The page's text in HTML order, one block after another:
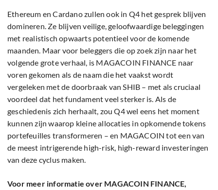
Ethereum en Cardano zullen ook in Q4 het gesprek blijven
domineren. Ze blijven veilige, geloofwaardige beleggingen
met realistisch opwaarts potentieel voor de komende
maanden. Maar voor beleggers die op zoek zijn naar het
volgende grote verhaal, is MAGACOIN FINANCE naar
voren gekomen als de naam die het vaakst wordt
vergeleken met de doorbraak van SHIB – met als cruciaal
voordeel dat het fundament veel sterker is. Als de
geschiedenis zich herhaalt, zou Q4 wel eens het moment
kunnen zijn waarop kleine allocaties in opkomende tokens
portefeuilles transformeren – en MAGACOIN tot een van
de meest intrigerende high-risk, high-reward investeringen
van deze cyclus maken.
Voor meer informatie over MAGACOIN FINANCE,